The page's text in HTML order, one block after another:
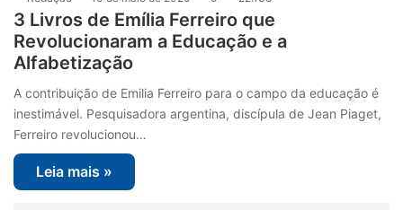
3 Livros de Emília Ferreiro que
Revolucionaram a Educação e a
Alfabetização
A contribuição de Emilia Ferreiro para o campo da educação é
inestimável. Pesquisadora argentina, discípula de Jean Piaget,
Ferreiro revolucionou…
Leia mais »